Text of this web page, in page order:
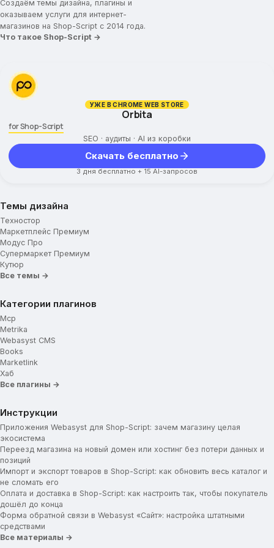
Вид фильтра в каталоге
Вид каталога по умолчанию
Высота товара в списке thumbs
Показывать по
Новостная лента
Внеший вид кнопки купить
Карточка товара
Отображение меню
Размер большой фотографии
Ссылки на предыдущий и следующий товар
Вспомогательная всплывающая панель
Описание товара
Вкладка по умолчанию
Вид описания товара
Дополнительная вкладка (Заголовок)
Выбор характеристик товара
Увеличительная лупа в товаре
Увеличительная лупа при наведении
Увеличение колесиком мыши
Социальные сети
Создаём темы дизайна, плагины и
оказываем услуги для интернет-
магазинов на Shop-Script с 2014 года.
Что такое Shop-Script →
УЖЕ В CHROME WEB STORE
Orbita
for Shop-Script
SEO · аудиты · AI из коробки
Скачать бесплатно
3 дня бесплатно + 15 AI-запросов
Темы дизайна
Техностор
Маркетплейс Премиум
Модус Про
Супермаркет Премиум
Кутюр
Все темы →
Категории плагинов
Mcp
Metrika
Webasyst CMS
Books
Marketlink
Хаб
Все плагины →
Инструкции
Приложения Webasyst для Shop-Script: зачем магазину целая
экосистема
Переезд магазина на новый домен или хостинг без потери данных и
позиций
Импорт и экспорт товаров в Shop-Script: как обновить весь каталог и
не сломать его
Оплата и доставка в Shop-Script: как настроить так, чтобы покупатель
дошёл до конца
Форма обратной связи в Webasyst «Сайт»: настройка штатными
средствами
Все материалы →